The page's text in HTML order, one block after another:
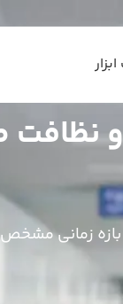
و
زمانی مشخص